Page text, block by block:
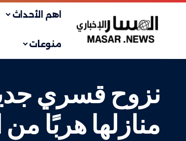
اهم الأحداث
منوعات
نزوح قسري
منازلها هربًا